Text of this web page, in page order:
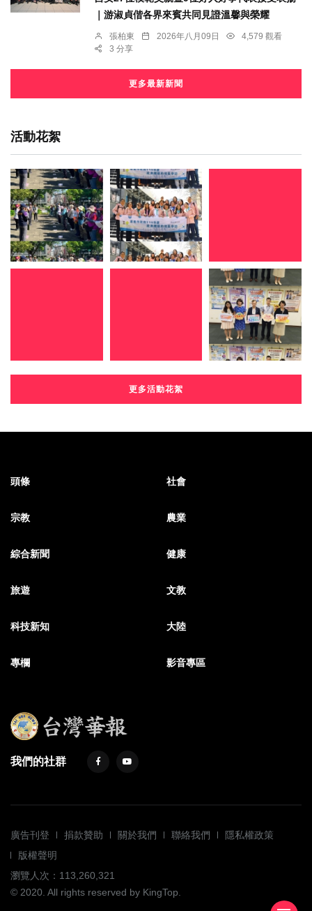
｜游淑貞偕各界來賓共同見證溫馨與榮耀
張柏東 2026年八月09日
4,579 觀看
3 分享
更多最新新聞
活動花絮
更多活動花絮
頭條 社會
宗教 農業
綜合新聞 健康
旅遊 文教
科技新知 大陸
專欄 影音專區
我們的社群
廣告刊登 捐款贊助 關於我們 聯絡我們
隱私權政策
版權聲明
瀏覽人次：113,260,321
© 2020. All rights reserved by KingTop.